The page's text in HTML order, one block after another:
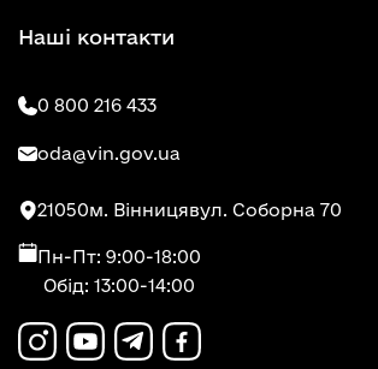
Наші контакти
0 800 216 433
oda@vin.gov.ua
21050м. Вінницявул. Соборна 70
Пн-Пт: 9:00-18:00
Обід: 13:00-14:00